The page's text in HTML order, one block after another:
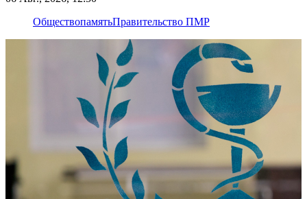
ОбществопамятьПравительство ПМР